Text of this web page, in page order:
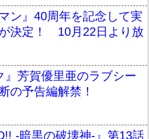
ン』40周年を記念して実
決定！ 10月22日より放
』芳賀優里亜のラブシー
の予告編解禁！
-暗黒の破壊神-』第13話